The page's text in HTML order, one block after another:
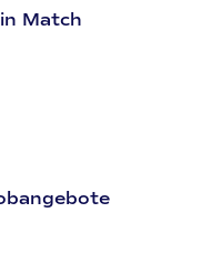
Match